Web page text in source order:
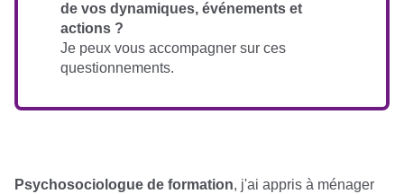
de vos dynamiques, événements et
actions ?
Je peux vous accompagner sur ces
questionnements.
Psychosociologue de formation, j'ai appris à ménager